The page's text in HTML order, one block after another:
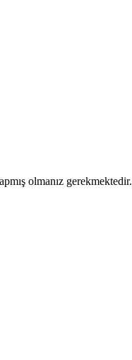
olmanız gerekmektedir.